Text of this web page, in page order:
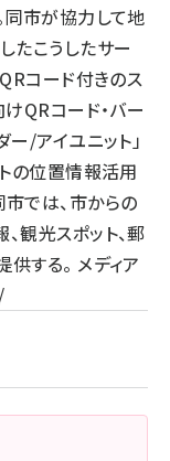
同市が協力して地
たこうしたサー
コード付きのス
QRコード・バー
/アイユニット」
の位置情報活用
では、市からの
観光スポット、郵
する。 メディア